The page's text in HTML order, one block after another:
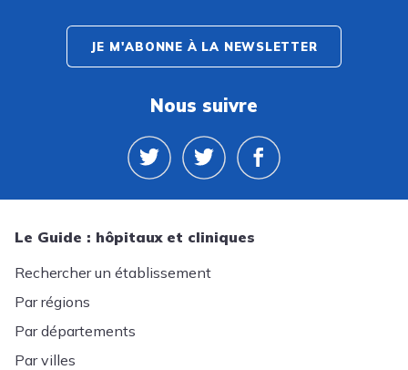
JE M'ABONNE À LA NEWSLETTER
Nous suivre
Le Guide : hôpitaux et cliniques
Rechercher un établissement
Par régions
Par départements
Par villes